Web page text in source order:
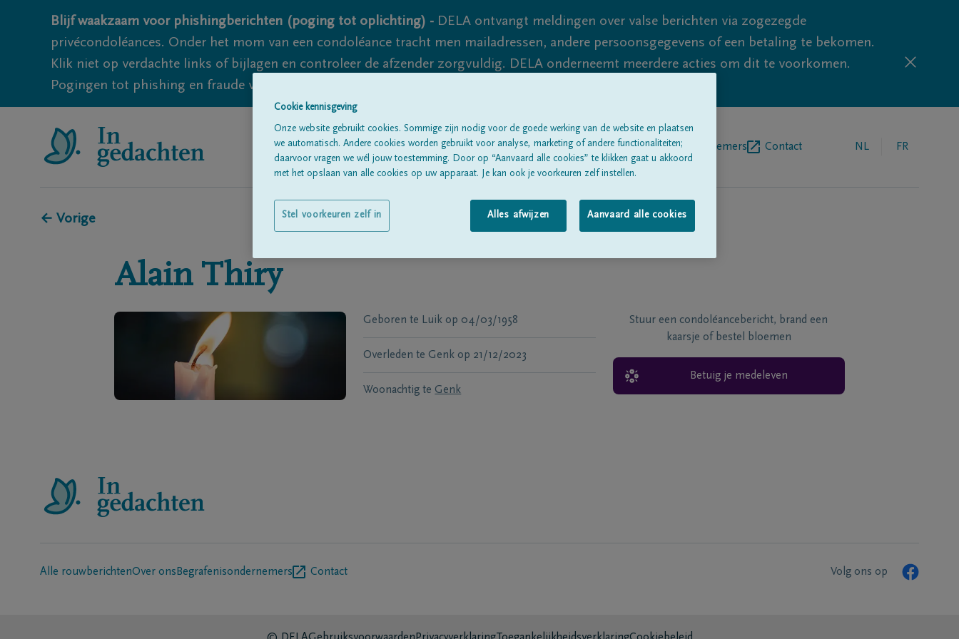
Blijf waakzaam voor phishingberichten (poging tot oplichting) - DELA ontvangt meldingen over valse berichten via zogezegde
privécondoléances. Onder het mom van een condoléance tracht men mailadressen, andere persoonsgegevens of een betaling te bekomen.
Klik niet op verdachte links of bijlagen en controleer de afzender zorgvuldig. DELA onderneemt meerdere acties om dit te voorkomen.
Pogingen tot phishing en fraude vallen echter nooit volledig uit te sluiten, dus blijf waakzaam.
Alle rouwberichten Over onsBegrafenisondernemers Contact NL FR
← Vorige
Alain Thiry
Geboren te Luik op 04/03/1958
Overleden te Genk op 21/12/2023
Woonachtig te Genk
Stuur een condoléancebericht, brand een
kaarsje of bestel bloemen
Betuig je medeleven
Alle rouwberichtenOver ons Begrafenisondernemers Contact Volg ons op
Cookie kennisgeving
Onze website gebruikt cookies. Sommige zijn nodig voor de goede werking van de website en plaatsen
we automatisch. Andere cookies worden gebruikt voor analyse, marketing of andere functionaliteiten;
daarvoor vragen we wél jouw toestemming. Door op “Aanvaard alle cookies” te klikken gaat u akkoord
met het opslaan van alle cookies op uw apparaat. Je kan ook je voorkeuren zelf instellen.
Alles afwijzen Aanvaard alle cookies
Stel voorkeuren zelf in